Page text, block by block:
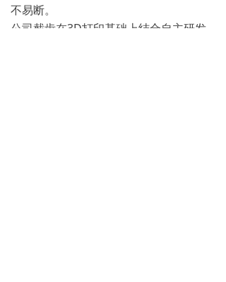
不易断。
公司截齿在3D打印基础上结合自主研发